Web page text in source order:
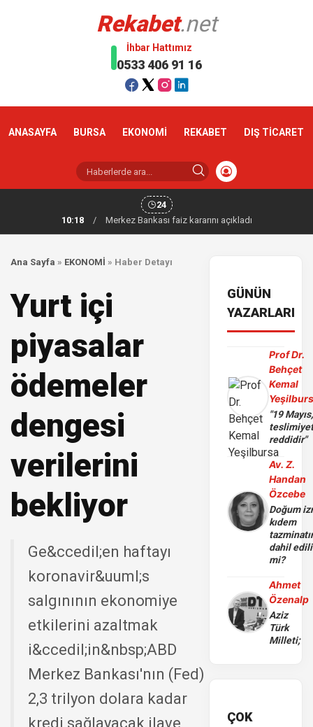
Rekabet.net
İhbar Hattımız
0533 406 91 16
ANASAYFA BURSA EKONOMİ REKABET DIŞ TİCARET
24
10:18
/ Merkez Bankası faiz kararını açıkladı
Ana Sayfa » EKONOMİ » Haber Detayı
Yurt içi
piyasalar
ödemeler
dengesi
verilerini
bekliyor
Ge&ccedil;en haftayı
koronavir&uuml;s
salgınının ekonomiye
etkilerini azaltmak
i&ccedil;in&nbsp;ABD
Merkez Bankası'nın (Fed)
2,3 trilyon dolara kadar
kredi sağlayacak ilave
GÜNÜN
YAZARLARI
Prof Dr.
Behçet
Kemal
"19 Mayıs,
reddidir"
Av. Z.
Handan
Özcebe
Doğum
kıdem
dahil
mi?
Ahmet
Özenalp
Aziz
Türk
Milleti;
ÇOK